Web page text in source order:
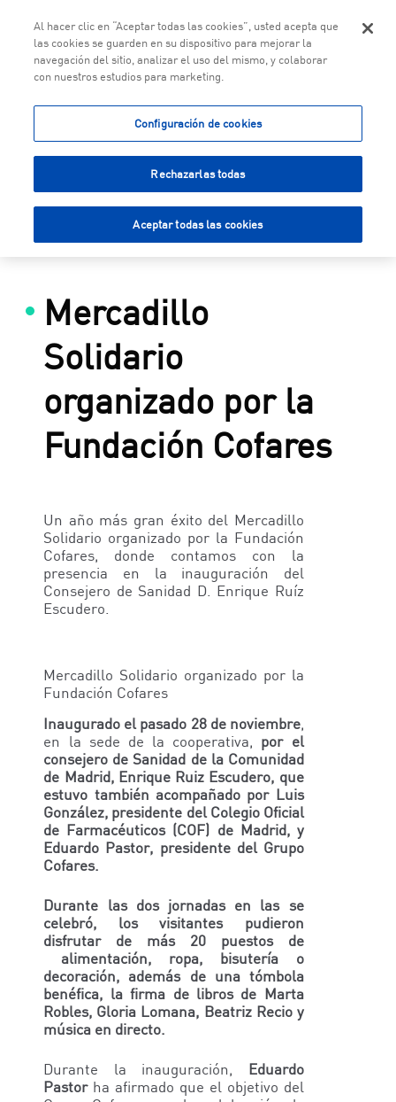
Mercadillo
Solidario
organizado por la
Fundación Cofares
Un año más gran éxito del Mercadillo
Solidario organizado por la Fundación
Cofares, donde contamos con la
presencia en la inauguración del
Consejero de Sanidad D. Enrique Ruíz
Escudero.
Mercadillo Solidario organizado por la
Fundación Cofares
Inaugurado el pasado 28 de noviembre,
en la sede de la cooperativa, por el
consejero de Sanidad de la Comunidad
de Madrid, Enrique Ruiz Escudero, que
estuvo también acompañado por Luis
González, presidente del Colegio Oficial
de Farmacéuticos (COF) de Madrid, y
Eduardo Pastor, presidente del Grupo
Cofares.
Durante las dos jornadas en las se
celebró, los visitantes pudieron
disfrutar de más 20 puestos de
alimentación, ropa, bisutería o
decoración, además de una tómbola
benéfica, la firma de libros de Marta
Robles, Gloria Lomana, Beatriz Recio y
música en directo.
Durante la inauguración, Eduardo
Pastor ha afirmado que el objetivo del
Al hacer clic en “Aceptar todas las cookies”, usted acepta que
las cookies se guarden en su dispositivo para mejorar la
navegación del sitio, analizar el uso del mismo, y colaborar
con nuestros estudios para marketing.
Configuración de cookies
Rechazarlas todas
Aceptar todas las cookies